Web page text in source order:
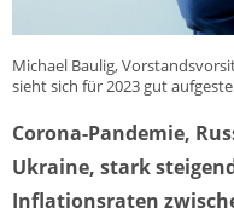
Michael Baulig,
sieht sich für 2023 gut
Corona-Pandemie,
Ukraine, stark
Inflationsraten